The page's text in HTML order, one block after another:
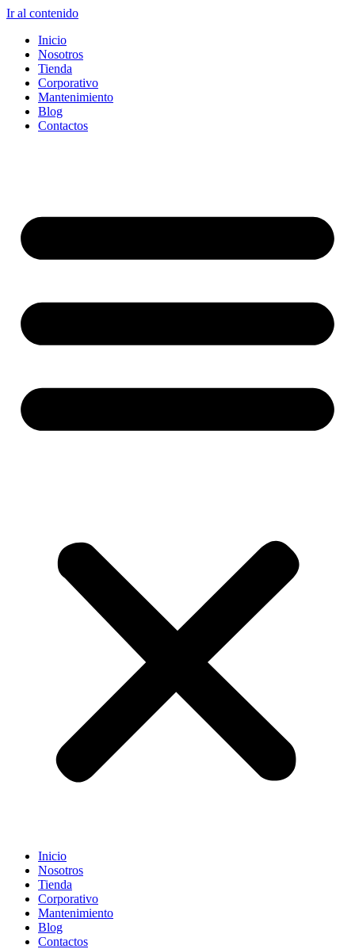
Ir al contenido
Inicio
Nosotros
Tienda
Corporativo
Mantenimiento
Blog
Contactos
Inicio
Nosotros
Tienda
Corporativo
Mantenimiento
Blog
Contactos